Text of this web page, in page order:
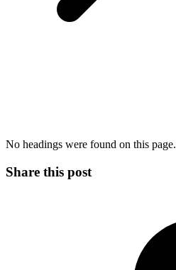
No headings were found on this page.
Share this post